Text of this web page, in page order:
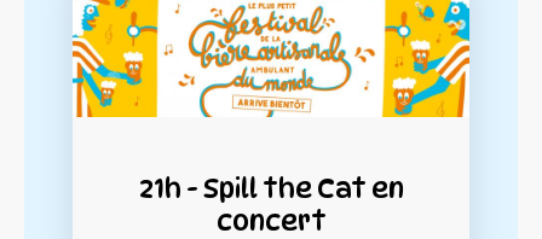
21h - Spill the Cat en
concert